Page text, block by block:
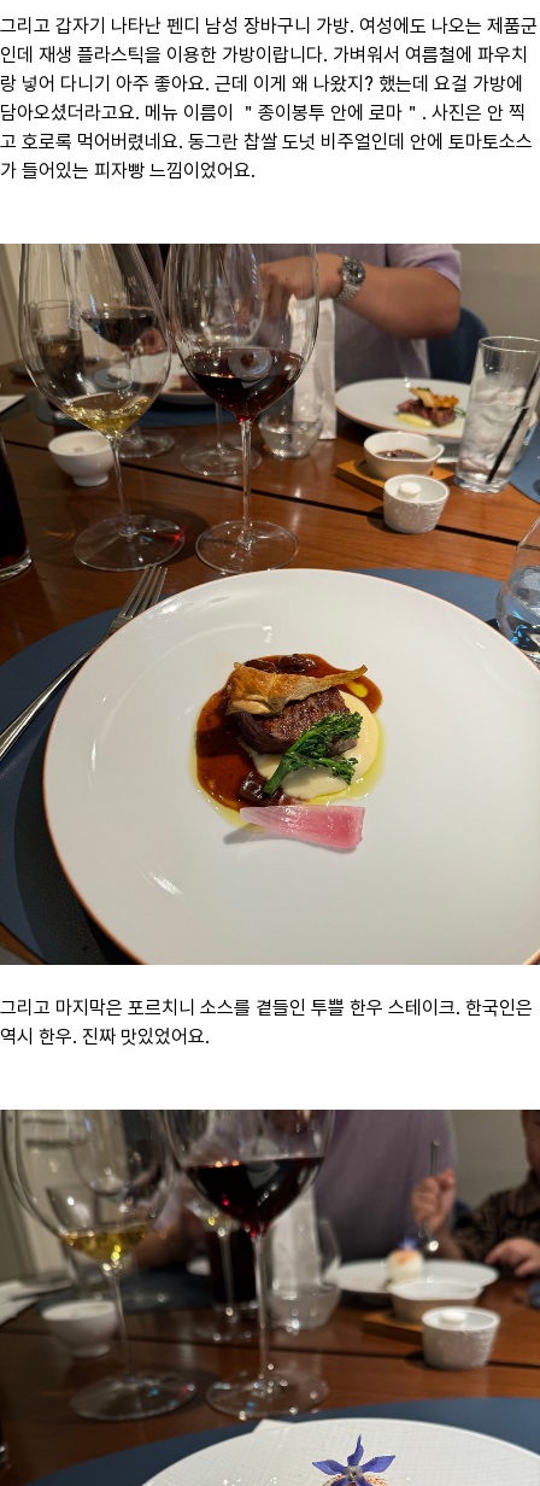
그리고 갑자기 나타난 펜디 남성 장바구니 가방. 여성에도 나오는 제품군
인데 재생 플라스틱을 이용한 가방이랍니다. 가벼워서 여름철에 파우치
랑 넣어 다니기 아주 좋아요. 근데 이게 왜 나왔지? 했는데 요걸 가방에
담아오셨더라고요. 메뉴 이름이 ＂종이봉투 안에 로마＂. 사진은 안 찍
고 호로록 먹어버렸네요. 동그란 찹쌀 도넛 비주얼인데 안에 토마토소스
가 들어있는 피자빵 느낌이었어요.
그리고 마지막은 포르치니 소스를 곁들인 투쁠 한우 스테이크. 한국인은
역시 한우. 진짜 맛있었어요.